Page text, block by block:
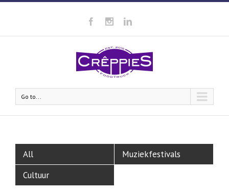
Go to...
All
Muziekfestivals
Cultuur
04:00
05:00